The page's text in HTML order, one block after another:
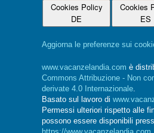
Cookies Policy
DE
Cookies
ES
Aggiorna le preferenze sui
www.vacanzelandia.com è
Commons Attribuzione - Non
derivate 4.0 Internazionale.
Basato sul lavoro di
Permessi ulteriori rispetto alle
possono essere disponibili